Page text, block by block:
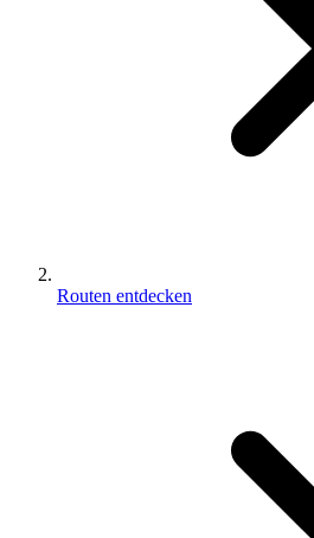
Routen entdecken